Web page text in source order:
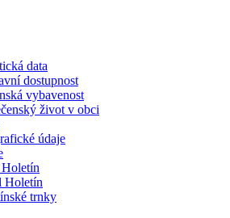
data
dostupnost
vybavenost
život v obci
údaje
Holetín
trnky